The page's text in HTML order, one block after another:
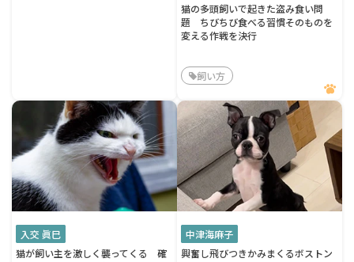
猫の多頭飼いで起きた盗み食い問
題 ちびちび食べる習慣そのものを
変える作戦を決行
飼い方
入交 眞巳
猫が飼い主を激しく襲ってくる 確
中津海麻子
興奮し飛びつきかみまくるボストン